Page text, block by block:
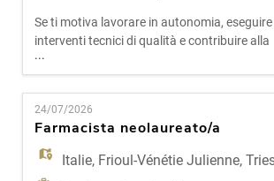
Se ti motiva lavorare in autonomia, eseguire
interventi tecnici di qualità e contribuire alla
crescita di un'officina strutturata e
sul territorio, questa opportunità potrebbe
perfetta per te. Il nostro cliente è una realtà
e affermata nel settore automotive, con
chiari, standard elevati e un forte
...
24/07/2026
Farmacista neolaureato/a
Italie, Frioul-Vénétie Julienne,